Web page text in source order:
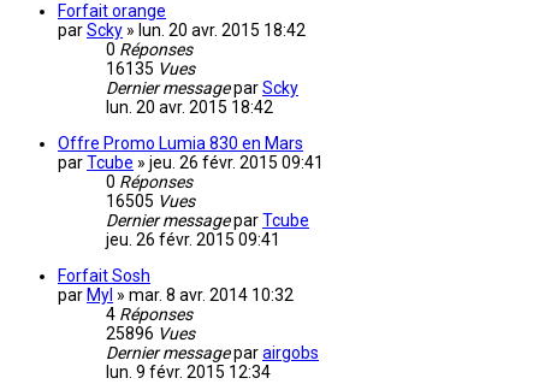
Forfait orange
parScky » lun. 20 avr. 2015 18:42
0 Réponses
16135 Vues
Dernier messageparScky
lun. 20 avr. 2015 18:42
Offre Promo Lumia 830 en Mars
parTcube » jeu. 26 févr. 2015 09:41
0 Réponses
16505 Vues
Dernier messageparTcube
jeu. 26 févr. 2015 09:41
Forfait Sosh
par Myl » mar. 8 avr. 2014 10:32
4 Réponses
25896 Vues
Dernier messageparairgobs
lun. 9 févr. 2015 12:34